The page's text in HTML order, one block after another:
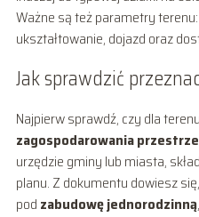
Ważne są też parametry
ukształtowanie, dojazd oraz
Jak sprawdzić
Najpierw sprawdź, czy dla
zagospodarowania
urzędzie gminy lub miasta,
planu. Z dokumentu dowiesz
pod zabudowę jednorodzinną